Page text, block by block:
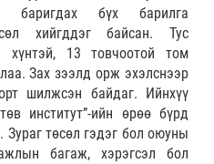
баригдах бүх барилга
хийгддэг байсан. Тус
хүнтэй, 13 товчоотой том
Зах зээлд орж эхэлснээр
шилжсэн байдаг. Ийнхүү
институт”-ийн өрөө бүрд
Зураг төсөл гэдэг бол оюуны
багаж, хэрэгсэл бол